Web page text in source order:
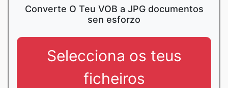
Converte O Teu VOB a JPG documentos
sen esforzo
Selecciona os teus
ficheiros